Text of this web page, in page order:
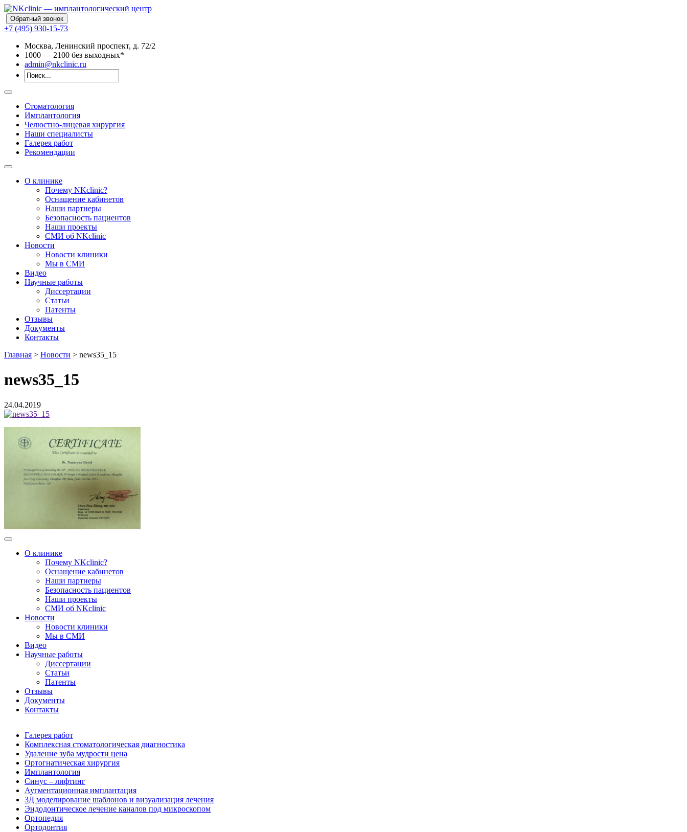
Обратный звонок
+7 (495) 930-15-73
Москва, Ленинский проспект, д. 72/2
1000 — 2100 без выходных*
admin@nkclinic.ru
Стоматология
Имплантология
Челюстно-лицевая хирургия
Наши специалисты
Галерея работ
Рекомендации
О клинике
Почему NKclinic?
Оснащение кабинетов
Наши партнеры
Безопасность пациентов
Наши проекты
СМИ об NKclinic
Новости
Новости клиники
Мы в СМИ
Видео
Научные работы
Диссертации
Статьи
Патенты
Отзывы
Документы
Контакты
Главная > Новости > news35_15
news35_15
24.04.2019
О клинике
Почему NKclinic?
Оснащение кабинетов
Наши партнеры
Безопасность пациентов
Наши проекты
СМИ об NKclinic
Новости
Новости клиники
Мы в СМИ
Видео
Научные работы
Диссертации
Статьи
Патенты
Отзывы
Документы
Контакты
Галерея работ
Комплексная стоматологическая диагностика
Удаление зуба мудрости цена
Ортогнатическая хирургия
Имплантология
Синус – лифтинг
Аугментационная имплантация
3Д моделирование шаблонов и визуализация лечения
Эндодонтическое лечение каналов под микроскопом
Ортопедия
Ортодонтия